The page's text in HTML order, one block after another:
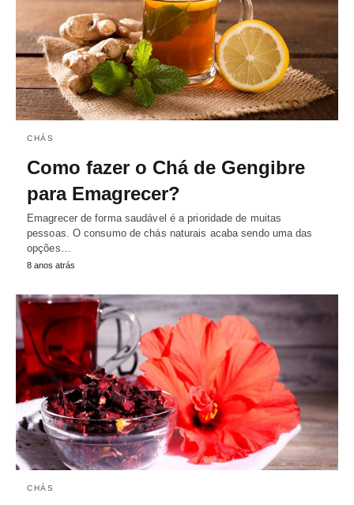
CHÁS
Como fazer o Chá de Gengibre
para Emagrecer?
Emagrecer de forma saudável é a prioridade de muitas
pessoas. O consumo de chás naturais acaba sendo uma das
opções…
8 anos atrás
CHÁS